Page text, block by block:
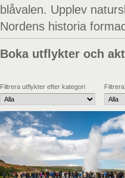
blåvalen. Upplev
Nordens historia
Boka utflykter och
Filtrera utflykter efter kategori